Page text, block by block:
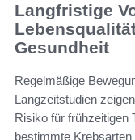
Langfristige
Gesundheit
Regelmäßige
Langzeitstudien
Risiko für frühzeitigen
bestimmte